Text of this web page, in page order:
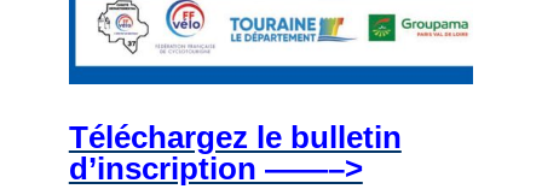
Téléchargez le bulletin
d’inscription ——–>